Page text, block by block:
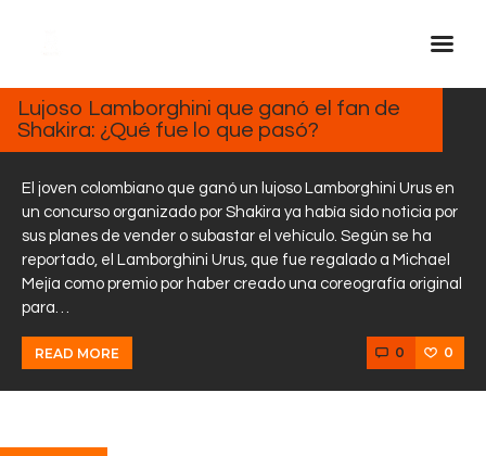
Inicio Real FM
En Vivo
Descarga La APP
Programas
Equipo
Sobre Nosotros
11, 2025
Lujoso Lamborghini que ganó el fan de
Shakira: ¿Qué fue lo que pasó?
El joven colombiano que ganó un lujoso Lamborghini Urus en
un concurso organizado por Shakira ya había sido noticia por
sus planes de vender o subastar el vehículo. Según se ha
reportado, el Lamborghini Urus, que fue regalado a Michael
Mejía como premio por haber creado una coreografía original
para…
READ MORE 0 0